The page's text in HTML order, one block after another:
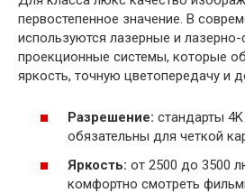
первостепенное значение. В
используются лазерные и
проекционные системы, которые
яркость, точную цветопередачу и
Разрешение: стандарты
обязательны для четкой
Яркость: от 2500 до 3500
комфортно смотреть